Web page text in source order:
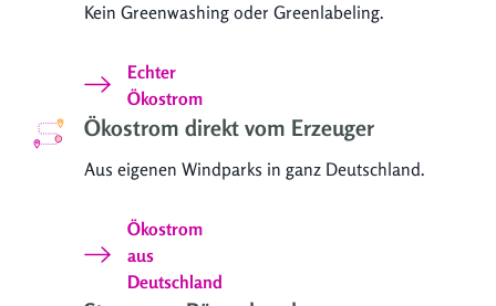
Kein Greenwashing oder Greenlabeling.
Echter
Ökostrom
Ökostrom direkt vom Erzeuger
Aus eigenen Windparks in ganz Deutschland.
Ökostrom
aus
Deutschland